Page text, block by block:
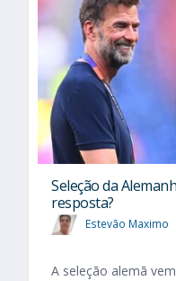
Seleção da
resposta?
Estevão Maximo
A seleção alemã